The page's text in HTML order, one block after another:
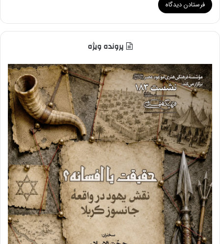
پرونده ویژه